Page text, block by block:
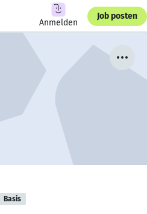
Anmelden
Job posten
Basis